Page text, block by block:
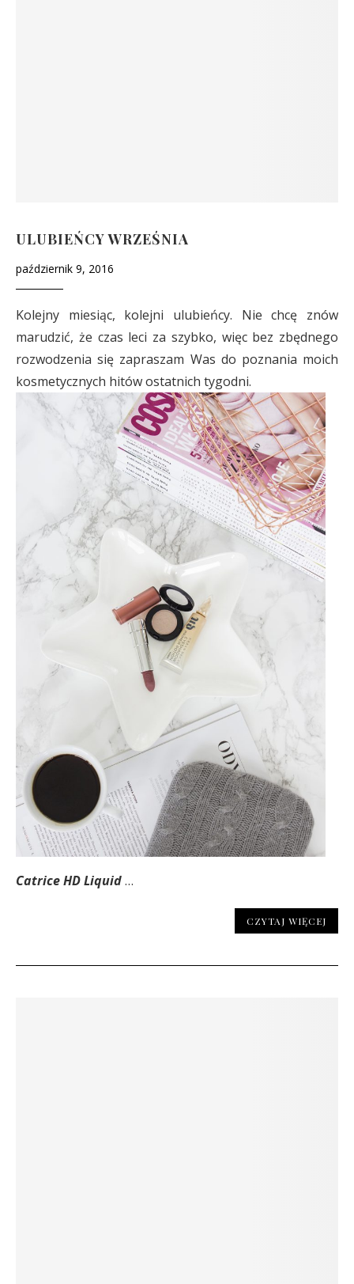
ULUBIEŃCY WRZEŚNIA
październik 9, 2016
Kolejny miesiąc, kolejni ulubieńcy. Nie chcę znów
marudzić, że czas leci za szybko, więc bez zbędnego
rozwodzenia się zapraszam Was do poznania moich
kosmetycznych hitów ostatnich tygodni.
Catrice HD Liquid…
CZYTAJ WIĘCEJ